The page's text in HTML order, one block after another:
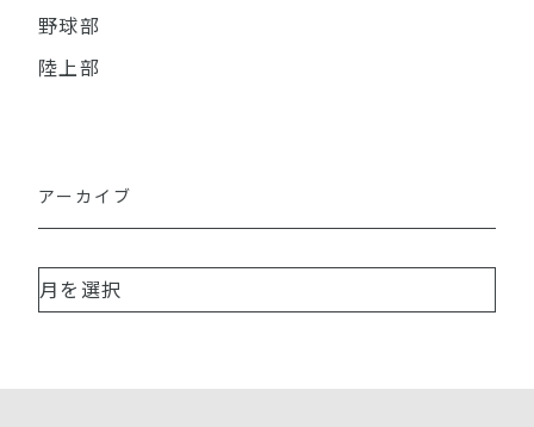
野球部
陸上部
アーカイブ